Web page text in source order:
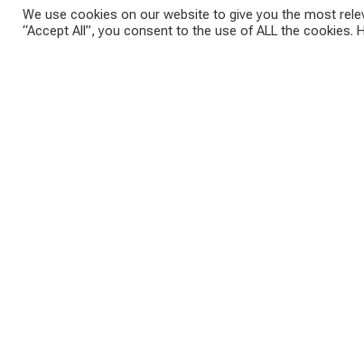
подарка часть побережья, на котором они
We use cookies on our website to give you the most
“Accept All”, you consent to the use of ALL the